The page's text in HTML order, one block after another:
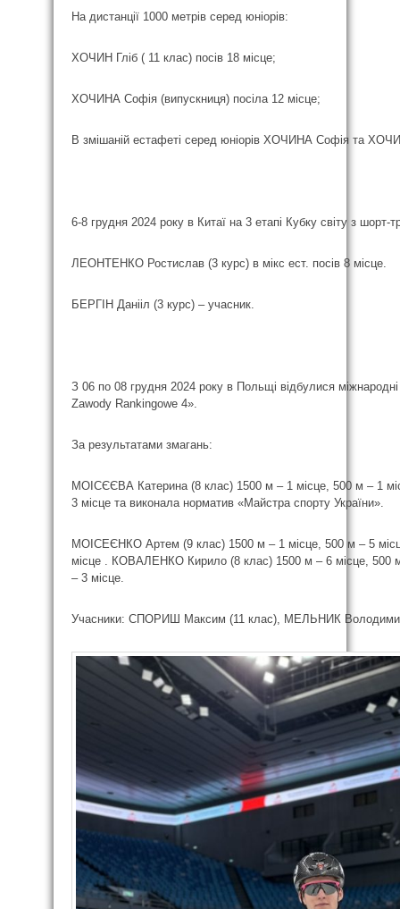
На дистанції 1000 метрів серед юніорів:
ХОЧИН Гліб ( 11 клас) посів 18 місце;
ХОЧИНА Софія (випускниця) посіла 12 місце;
В змішаній естафеті серед юніорів ХОЧИНА Софія та
6-8 грудня 2024 року в Китаї на 3 етапі Кубку світу з шорт-
ЛЕОНТЕНКО Ростислав (3 курс) в мікс ест. посів 8 місце.
БЕРГІН Данііл (3 курс) – учасник.
З 06 по 08 грудня 2024 року в Польщі відбулися
Zawody Rankingowe 4».
За результатами змагань:
МОІСЄЄВА Катерина (8 клас) 1500 м – 1 місце, 500 м – 1
3 місце та виконала норматив «Майстра спорту України».
МОІСЕЄНКО Артем (9 клас) 1500 м – 1 місце, 500 м – 5
місце . КОВАЛЕНКО Кирило (8 клас) 1500 м – 6 місце, 500
– 3 місце.
Учасники: СПОРИШ Максим (11 клас), МЕЛЬНИК Володимир